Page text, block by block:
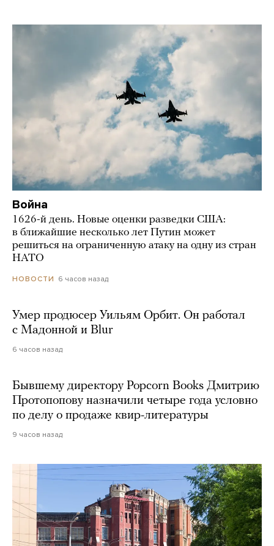
Война
1626-й день. Новые оценки разведки США:
в ближайшие несколько лет Путин может
решиться на ограниченную атаку на одну из стран
НАТО
НОВОСТИ 6 часов назад
Умер продюсер Уильям Орбит. Он работал
с Мадонной и Blur
6 часов назад
Бывшему директору Popcorn Books Дмитрию
Протопопову назначили четыре года условно
по делу о продаже квир-литературы
9 часов назад